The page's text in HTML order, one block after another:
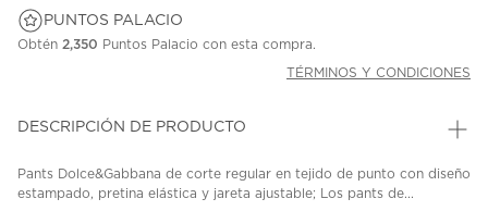
PUNTOS PALACIO
Obtén 2,350 Puntos Palacio con esta compra.
TÉRMINOS Y CONDICIONES
DESCRIPCIÓN DE PRODUCTO
Pants Dolce&Gabbana de corte regular en tejido de punto con diseño
estampado, pretina elástica y jareta ajustable; Los pants de...